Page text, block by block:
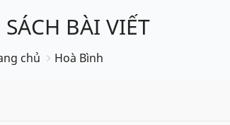
BÀI VIẾT
chủ Hoà Bình